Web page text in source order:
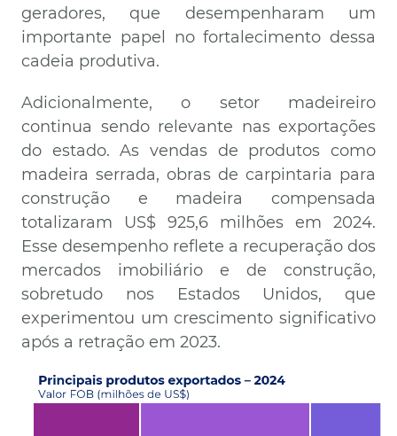
geradores, que desempenharam um
importante papel no fortalecimento dessa
cadeia produtiva.
Adicionalmente, o setor madeireiro
continua sendo relevante nas exportações
do estado. As vendas de produtos como
madeira serrada, obras de carpintaria para
construção e madeira compensada
totalizaram US$ 925,6 milhões em 2024.
Esse desempenho reflete a recuperação dos
mercados imobiliário e de construção,
sobretudo nos Estados Unidos, que
experimentou um crescimento significativo
após a retração em 2023.
Imagem